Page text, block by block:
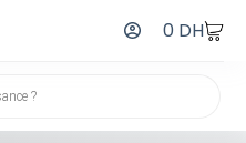
0 DH